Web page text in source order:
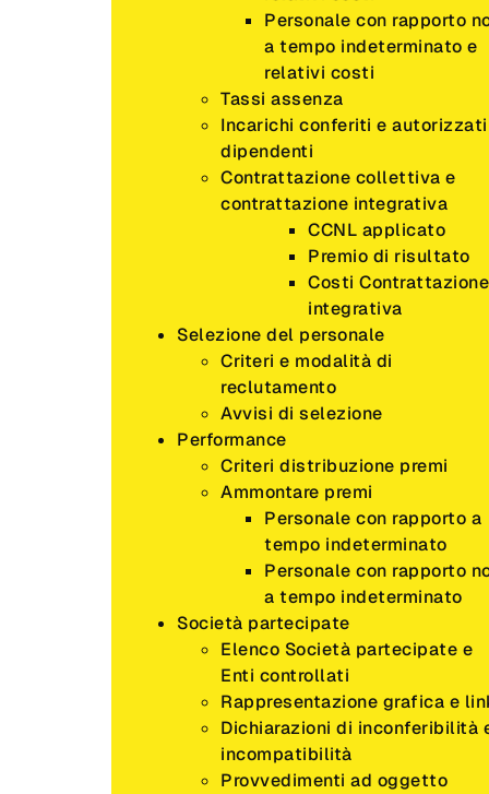
Personale con rapporto
a tempo indeterminato e
relativi costi
Tassi assenza
Incarichi conferiti e
dipendenti
Contrattazione collettiva e
contrattazione integrativa
CCNL applicato
Premio di risultato
Costi Contrattazione
integrativa
Selezione del personale
Criteri e modalità di
reclutamento
Avvisi di selezione
Performance
Criteri distribuzione premi
Ammontare premi
Personale con rapporto a
tempo indeterminato
Personale con rapporto
a tempo indeterminato
Società partecipate
Elenco Società partecipate e
Enti controllati
Rappresentazione grafica e
Dichiarazioni di inconferibilità
incompatibilità
Provvedimenti ad oggetto